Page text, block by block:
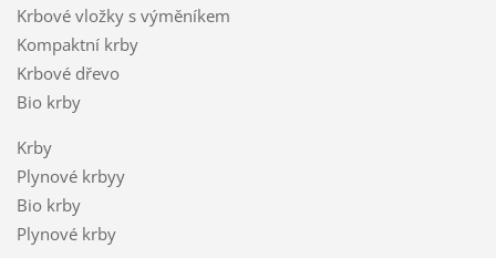
Krbové vložky s výměníkem
Kompaktní krby
Krbové dřevo
Bio krby
Krby
Plynové krbyy
Bio krby
Plynové krby